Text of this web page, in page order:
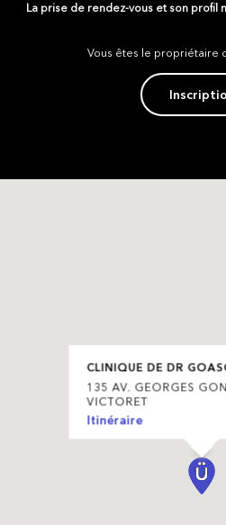
La prise de rendez-vous et son profil
Vous êtes le propriétaire
CLINIQUE DE DR
135 AV. GEORGES
VICTORET
Itinéraire